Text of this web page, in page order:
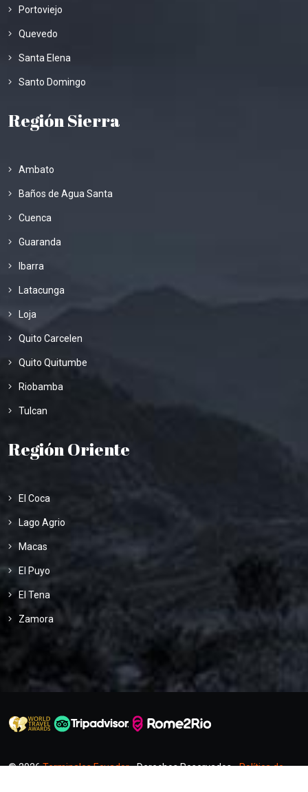
Portoviejo
Quevedo
Santa Elena
Santo Domingo
Región Sierra
Ambato
Baños de Agua Santa
Cuenca
Guaranda
Ibarra
Latacunga
Loja
Quito Carcelen
Quito Quitumbe
Riobamba
Tulcan
Región Oriente
El Coca
Lago Agrio
Macas
El Puyo
El Tena
Zamora
© 2026Terminales Ecuador- Derechos Reservados -Política de